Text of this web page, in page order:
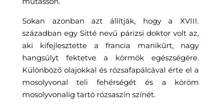
Sokan azonban azt állítják, hogy a XVIII.
században egy Sitté nevű párizsi doktor volt az,
aki kifejlesztette a francia manikűrt, nagy
hangsúlyt fektetve a körmök egészségére.
Különböző olajokkal és rózsafapálcával érte el a
mosolyvonal teli fehérségét és a köröm
mosolyvonalig tartó rózsaszín színét.